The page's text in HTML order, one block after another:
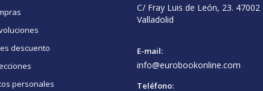
descuento
personales
C/ Fray Luis de León, 23. 47002
Valladolid
E-mail:
info@eurobookonline.com
Teléfono: